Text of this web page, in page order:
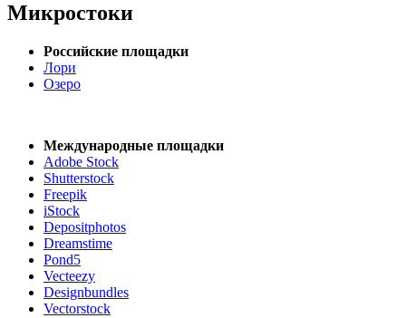
Микростоки
Российские площадки
Лори
Озеро
Международные площадки
Adobe Stock
Shutterstock
Freepik
iStock
Depositphotos
Dreamstime
Pond5
Vecteezy
Designbundles
Vectorstock